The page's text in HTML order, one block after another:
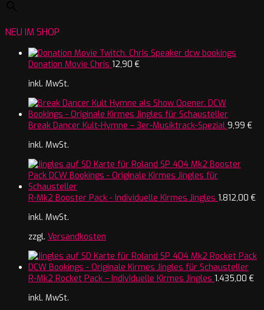
NEU IM SHOP
Donation Movie Chris 12,90 €
inkl. MwSt.
Break Dancer Kult-Hymne – 3er-Musiktrack-Spezial 9,99 €
inkl. MwSt.
R-Mk2 Booster Pack - Individuelle Kirmes Jingles 1.812,00 €
inkl. MwSt.
zzgl. Versandkosten
R-Mk2 Rocket Pack – Individuelle Kirmes Jingles 1.435,00 €
inkl. MwSt.